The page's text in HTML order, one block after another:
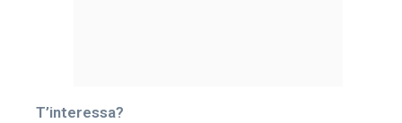
T’interessa?